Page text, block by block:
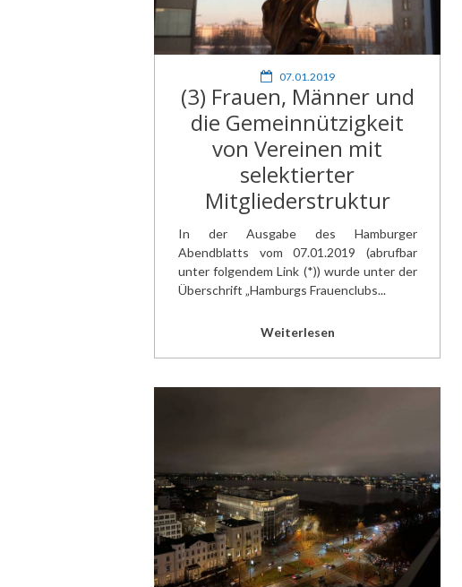
07.01.2019
(3) Frauen, Männer und
die Gemeinnützigkeit
von Vereinen mit
selektierter
Mitgliederstruktur
In der Ausgabe des Hamburger
Abendblatts vom 07.01.2019 (abrufbar
unter folgendem Link (*)) wurde unter der
Überschrift „Hamburgs Frauenclubs...
Weiterlesen